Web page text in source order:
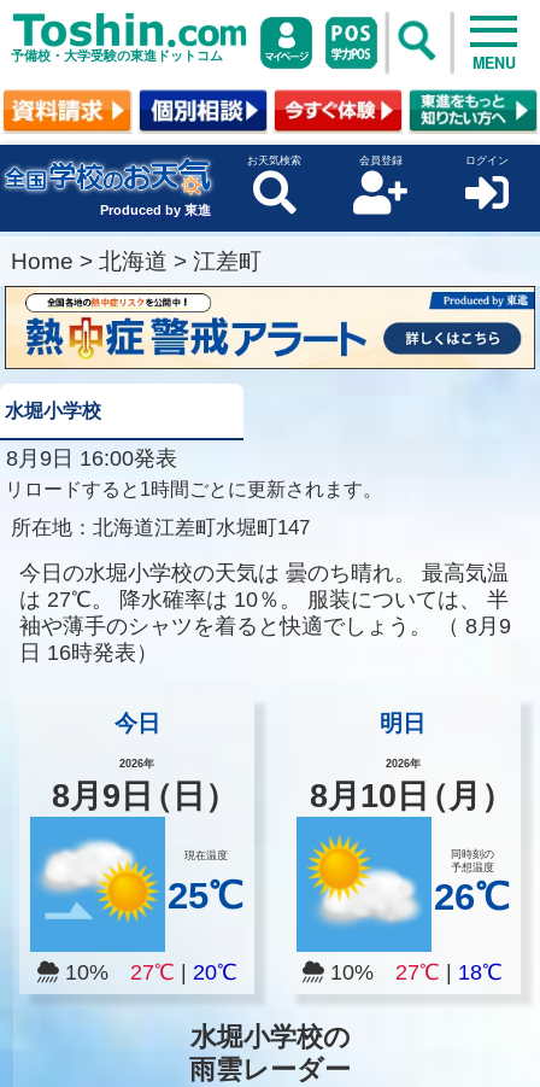
予備校・大学受験の東進ドットコム MENU
Produced by 東進
お天気検索 会員登録 ログイン
Home > 北海道 > 江差町
水堀小学校
8月9日 16:00発表
リロードすると1時間ごとに更新されます。
所在地： 北海道江差町水堀町147
今日の水堀小学校の天気は 曇のち晴れ。
最高気温
は 27℃。 降水確率は 10％。 服装については、
半
袖や薄手のシャツを着ると快適でしょう。
（ 8月9
日 16時発表）
今日
2026年
8月 9 日（日）
現在温度
25℃
10% 27℃ 20℃
明日
2026年
8月 10 日（月）
同時刻の
予想温度
26℃
10%27℃ 18℃
水堀小学校の
雨雲レーダー